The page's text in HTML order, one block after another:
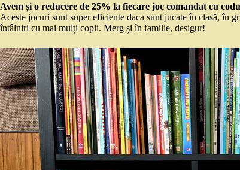
Avem și o reducere de 25% la fiecare joc comandat cu
Aceste jocuri sunt super eficiente daca sunt jucate în clasă, în
întâlniri cu mai mulți copii. Merg și în familie, desigur!